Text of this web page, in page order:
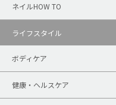
ネイルHOW TO
ライフスタイル
ボディケア
健康・ヘルスケア